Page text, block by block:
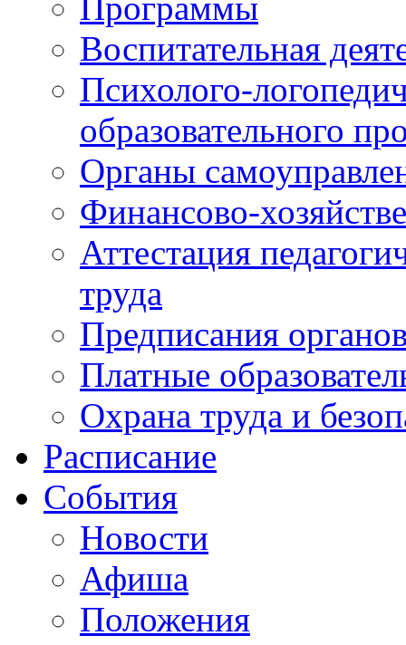
Воспитательная
Психолого-
образовательного
Органы
Финансово-
Аттестация
труда
Предписания
Платные
Охрана труда и
Расписание
События
Новости
Афиша
Положения